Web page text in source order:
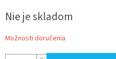
cena:
Nie je skladom
Možnosti doručenia